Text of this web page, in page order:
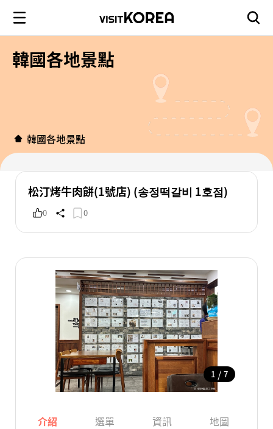
韓國各地景點
韓國各地景點
松汀烤牛肉餅(1號店) (송정떡갈비 1호점)
0 0
1 / 7
介紹 選單 資訊 地圖